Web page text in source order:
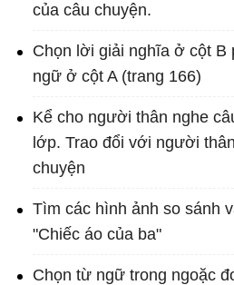
của câu chuyện.
Chọn lời giải nghĩa ở cột
ngữ ở cột A (trang 166)
Kể cho người thân nghe
lớp. Trao đổi với người
chuyện
Tìm các hình ảnh so sánh
"Chiếc áo của ba"
Chọn từ ngữ trong ngoặc